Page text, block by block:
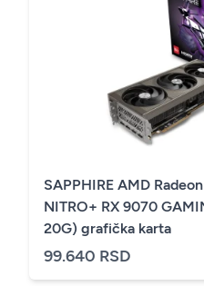
SAPPHIRE AMD
NITRO+ RX 9070
20G) grafička karta
99.640 RSD